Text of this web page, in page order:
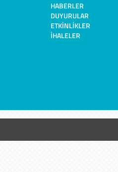
HABERLER
DUYURULAR
ETKINLIKLER
İHALELER